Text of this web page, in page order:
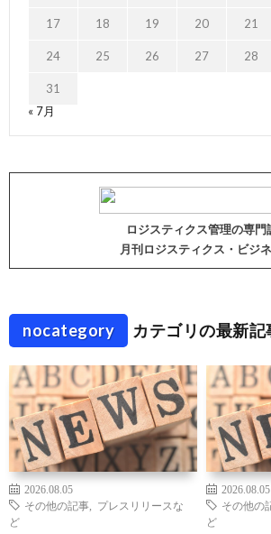
17 18 19 20 21
24 25 26 27 28
31
« 7月
ロジスティクス管理の専門
月刊ロジスティクス・ビジ
nocategory カテゴリの最新記
2026.08.05
その他の記事
プレスリリースな
ど
2026.08.05
その他の
ど